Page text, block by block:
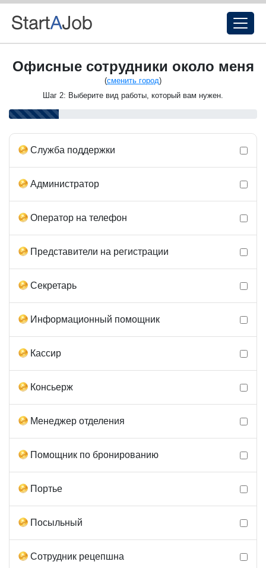
Офисные сотрудники около меня
(сменить город)
Шаг 2: Выберите вид работы, который вам нужен.
Служба поддержки
Администратор
Оператор на телефон
Представители на регистрации
Секретарь
Информационный помощник
Кассир
Консьерж
Менеджер отделения
Помощник по бронированию
Портье
Посыльный
Сотрудник рецепшна